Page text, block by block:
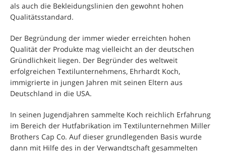
als auch die Bekleidungslinien den gewohnt hohen
Qualitätsstandard.
Der Begründung der immer wieder erreichten hohen
Qualität der Produkte mag vielleicht an der deutschen
Gründlichkeit liegen. Der Begründer des weltweit
erfolgreichen Textilunternehmens, Ehrhardt Koch,
immigrierte in jungen Jahren mit seinen Eltern aus
Deutschland in die USA.
In seinen Jugendjahren sammelte Koch reichlich Erfahrung
im Bereich der Hutfabrikation im Textilunternehmen Miller
Brothers Cap Co. Auf dieser grundlegenden Basis wurde
dann mit Hilfe des in der Verwandtschaft gesammelten